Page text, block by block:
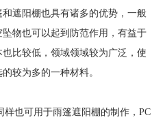
遮阳棚也具有诸多的优势，一般
物也可以起到防范作用，有益于
比较低，领域领域较为广泛，使
较为多的一种材料。
样也可用于雨篷遮阳棚的制作，PC